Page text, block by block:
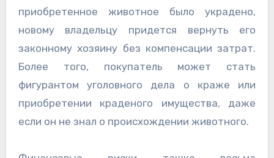
приобретенное животное было украдено,
новому владельцу придется вернуть его
законному хозяину без компенсации затрат.
Более того, покупатель может стать
фигурантом уголовного дела о краже или
приобретении краденого имущества, даже
если он не знал о происхождении животного.